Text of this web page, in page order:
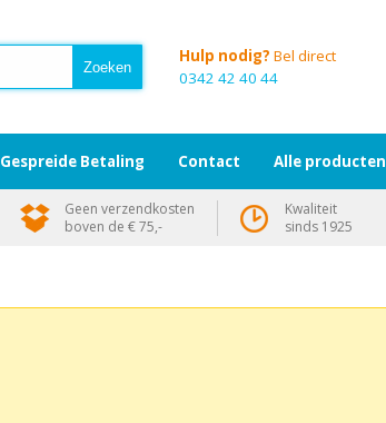
Hulp nodig? Bel direct
0342 42 40 44
Gespreide Betaling Contact Alle producten
Geen verzendkosten
boven de € 75,-
Kwaliteit
sinds 1925